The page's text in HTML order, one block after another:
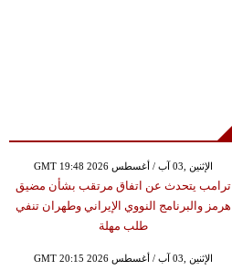
GMT 19:48 2026 الإثنين ,03 آب / أغسطس
ترامب يتحدث عن اتفاق مرتقب بشأن مضيق
هرمز والبرنامج النووي الإيراني وطهران تنفي
طلب مهلة
GMT 20:15 2026 الإثنين ,03 آب / أغسطس